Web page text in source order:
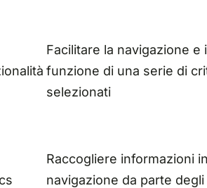
Facilitare la navigazione e
funzione di una serie di
selezionati
Raccogliere informazioni
navigazione da parte